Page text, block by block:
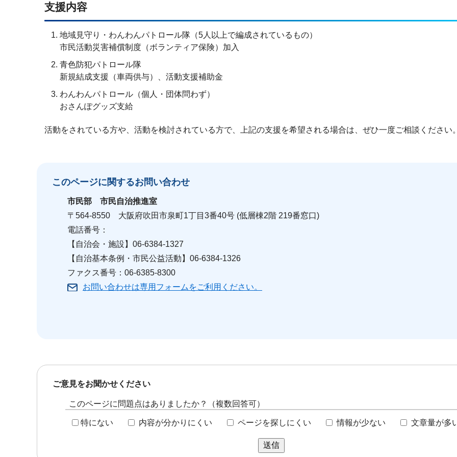
支援内容
地域見守り・わんわんパトロール隊（5人以上で編成されているもの）
市民活動災害補償制度（ボランティア保険）加入
青色防犯パトロール隊
新規結成支援（車両供与）、活動支援補助金
わんわんパトロール（個人・団体問わず）
おさんぽグッズ支給
活動をされている方や、活動を検討されている方で、上記の支援を希望される場合は、ぜひ一度ご相談ください
このページに関するお問い合わせ
市民部 市民自治推進室
〒564-8550 大阪府吹田市泉町1丁目3番40号 (低層棟2階 219番窓口)
電話番号：
【自治会・施設】06-6384-1327
【自治基本条例・市民公益活動】06-6384-1326
ファクス番号：06-6385-8300
お問い合わせは専用フォームをご利用ください。
ご意見をお聞かせください
このページに問題点はありましたか？（複数回答可）
特にない 内容が分かりにくい ページを探しにくい 情報が少ない 文章量が多
送信